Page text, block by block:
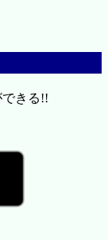
きる!!